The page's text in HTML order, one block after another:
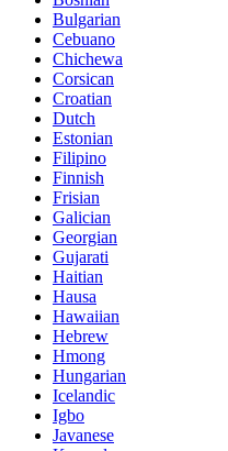
Bulgarian
Cebuano
Chichewa
Corsican
Croatian
Dutch
Estonian
Filipino
Finnish
Frisian
Galician
Georgian
Gujarati
Haitian
Hausa
Hawaiian
Hebrew
Hmong
Hungarian
Icelandic
Igbo
Javanese